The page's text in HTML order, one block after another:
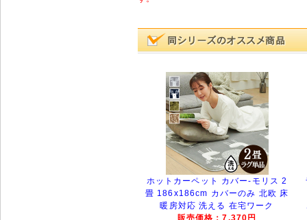
ホットカーペット カバー-モリス 2
畳 186x186cm カバーのみ 北欧 床
暖房対応 洗える 在宅ワーク
販売価格：7,370円